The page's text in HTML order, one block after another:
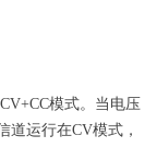
模式。当电压
道运行在CV模式，